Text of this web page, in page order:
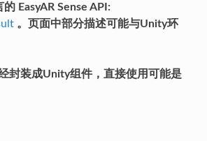
EasyAR Sense API:
。页面中部分描述可能与Unity环
封装成Unity组件，直接使用可能是